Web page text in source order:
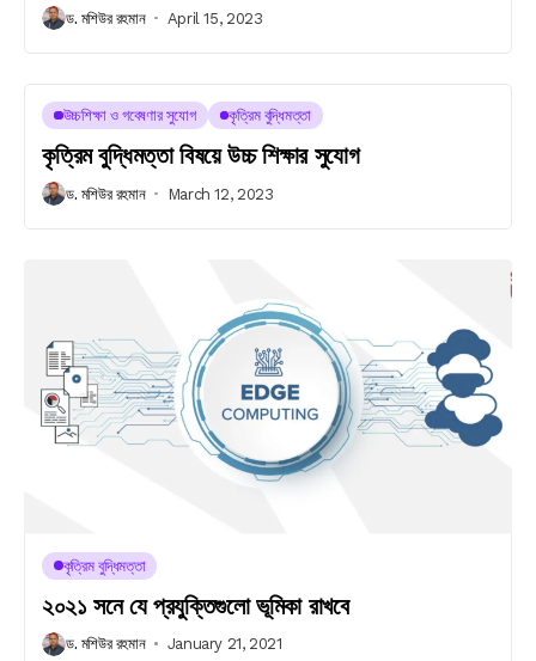
ড. মশিউর রহমান April 15, 2023
উচ্চশিক্ষা ও গবেষণার সুযোগ কৃত্রিম বুদ্ধিমত্তা
কৃত্রিম বুদ্ধিমত্তা বিষয়ে উচ্চ শিক্ষার সুযোগ
ড. মশিউর রহমান March 12, 2023
কৃত্রিম বুদ্ধিমত্তা
২০২১ সনে যে প্রযুক্তিগুলো ভূমিকা রাখবে
ড. মশিউর রহমান January 21, 2021